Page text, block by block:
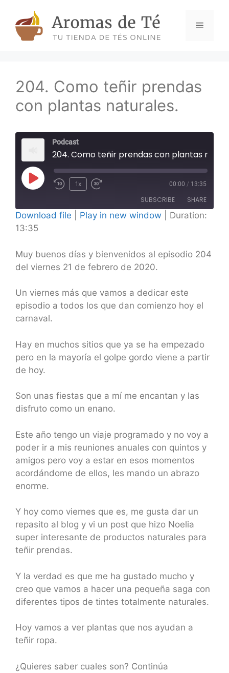
content
Menu
204. Como teñir prendas
con plantas naturales.
Podcast
Play
1x 00:00 / 13:35
SUBSCRIBE SHARE
SHARE
LINK
Download file Play in new window
Duration:
13:35
Muy buenos días y bienvenidos al episodio 204
del viernes 21 de febrero de 2020.
Un viernes más que vamos a dedicar este
episodio a todos los que dan comienzo hoy el
carnaval.
Hay en muchos sitios que ya se ha empezado
pero en la mayoría el golpe gordo viene a partir
de hoy.
Son unas fiestas que a mí me encantan y las
disfruto como un enano.
Este año tengo un viaje programado y no voy a
poder ir a mis reuniones anuales con quintos y
amigos pero voy a estar en esos momentos
acordándome de ellos, les mando un abrazo
enorme.
Y hoy como viernes que es, me gusta dar un
repasito al blog y vi un post que hizo Noelia
super interesante de productos naturales para
teñir prendas.
Y la verdad es que me ha gustado mucho y
creo que vamos a hacer una pequeña saga con
diferentes tipos de tintes totalmente naturales.
Hoy vamos a ver plantas que nos ayudan a
teñir ropa.
¿Quieres saber cuales son? Continúa